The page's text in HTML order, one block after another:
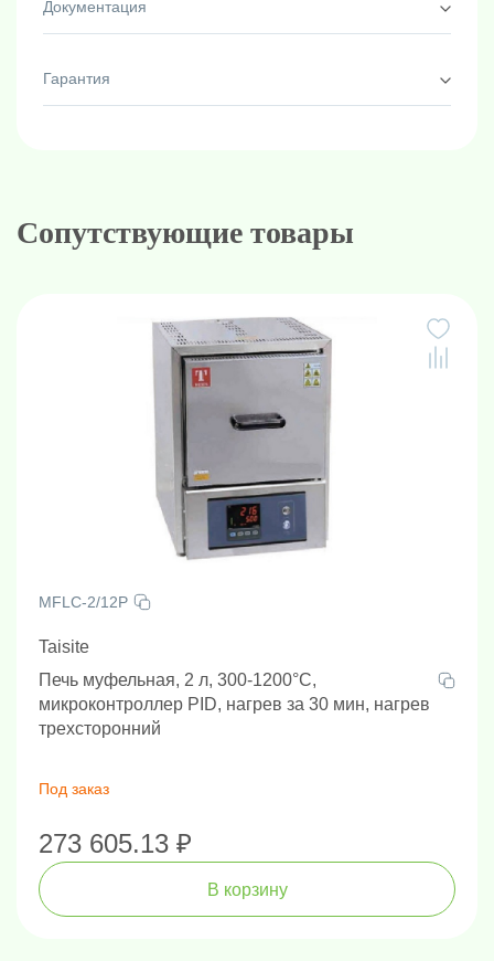
Документация
Гарантия
Сопутствующие товары
MFLC-2/12P
Taisite
Печь муфельная, 2 л, 300-1200°C,
микроконтроллер PID, нагрев за 30 мин, нагрев
трехсторонний
Под заказ
273 605.13 ₽
В корзину